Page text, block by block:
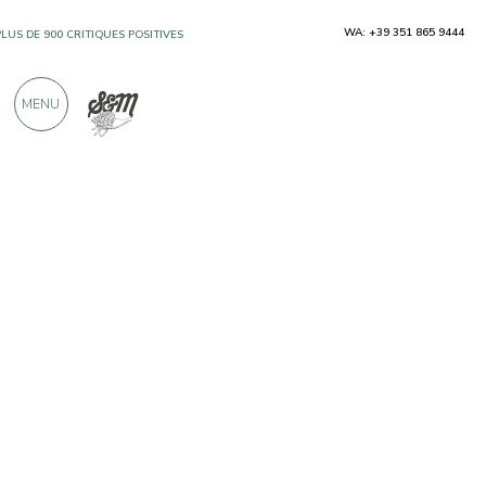
DE 900 CRITIQUES POSITIVES WA: +39 351 865 9444
MENU